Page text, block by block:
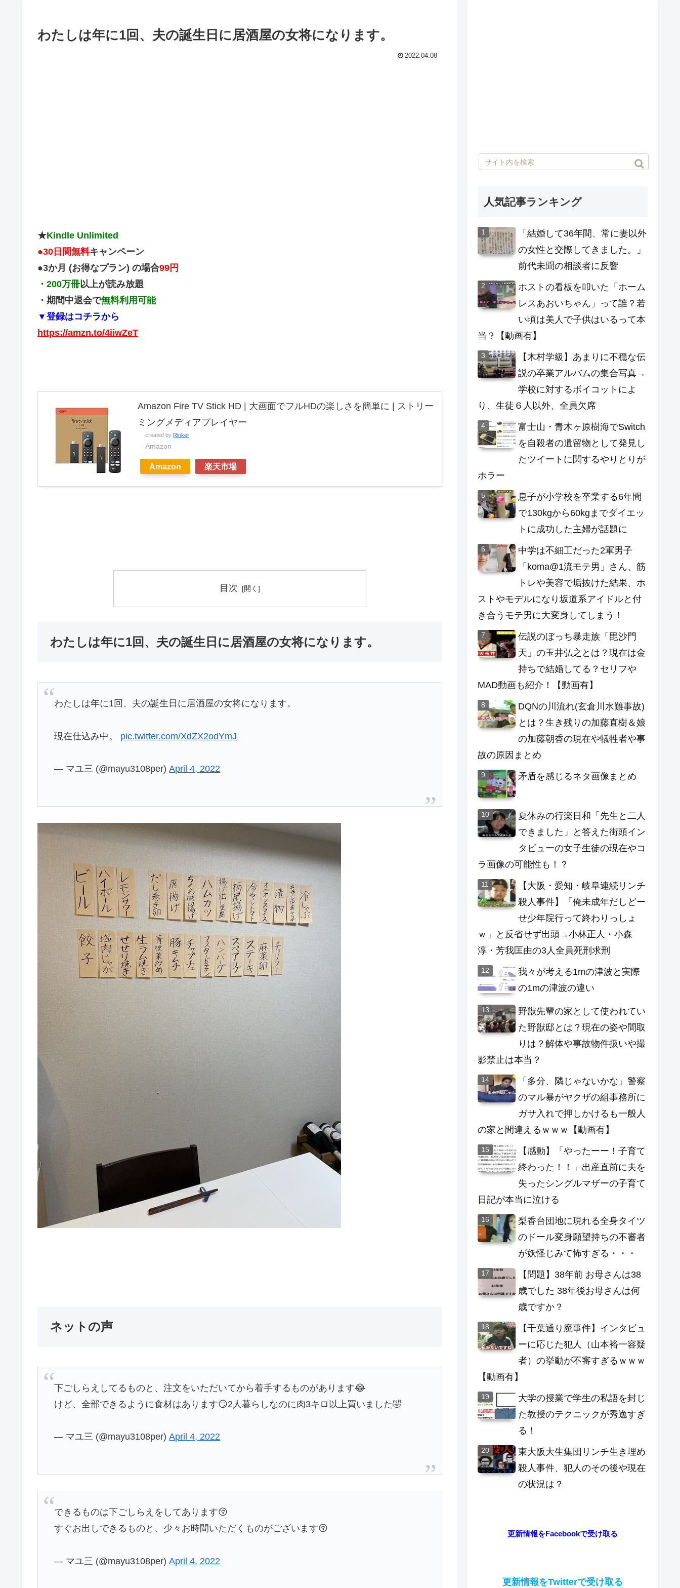
わたしは年に1回、夫の誕生日に居酒屋の女将になります。
2022.04.08
★Kindle Unlimited
●30日間無料キャンペーン
●3か月 (お得なプラン) の場合99円
・ 200万冊以上が読み放題
・期間中退会で無料利用可能
▼登録はコチラから
https://amzn.to/4iiwZeT
Amazon Fire TV Stick HD | 大画面でフルHDの楽しさを簡単に | ストリー
ミングメディアプレイヤー
created by Rinker
Amazon
Amazon 楽天市場
目次
わたしは年に1回、夫の誕生日に居酒屋の女将になります。
わたしは年に1回、夫の誕生日に居酒屋の女将になります。
現在仕込み中。 pic.twitter.com/XdZX2odYmJ
— マユ三 (@mayu3108per)April 4, 2022
ネットの声
下ごしらえしてるものと、注文をいただいてから着手するものがあります😂
けど、全部できるように食材はあります😏2人暮らしなのに肉3キロ以上買いました🤣
— マユ三 (@mayu3108per)April 4, 2022
できるものは下ごしらえをしてあります😚
すぐお出しできるものと、少々お時間いただくものがございます😚
— マユ三 (@mayu3108per)April 4, 2022
人気記事ランキング
「結婚して36年間、常に妻以外
の女性と交際してきました。」
前代未聞の相談者に反響
ホストの看板を叩いた「ホーム
レスあおいちゃん」って誰？若
い頃は美人で子供はいるって本
当？【動画有】
【木村学級】あまりに不穏な伝
説の卒業アルバムの集合写真→
学校に対するボイコットによ
り、生徒６人以外、全員欠席
富士山・青木ヶ原樹海でSwitch
を自殺者の遺留物として発見し
たツイートに関するやりとりが
ホラー
息子が小学校を卒業する6年間
で130kgから60kgまでダイエッ
トに成功した主婦が話題に
中学は不細工だった2軍男子
「koma@1流モテ男」さん、筋
トレや美容で垢抜けた結果、ホ
ストやモデルになり坂道系アイドルと付
き合うモテ男に大変身してしまう！
伝説のぼっち暴走族「毘沙門
天」の玉井弘之とは？現在は金
持ちで結婚してる？セリフや
MAD動画も紹介！【動画有】
DQNの川流れ(玄倉川水難事故)
とは？生き残りの加藤直樹＆娘
の加藤朝香の現在や犠牲者や事
故の原因まとめ
矛盾を感じるネタ画像まとめ
夏休みの行楽日和「先生と二人
できました」と答えた街頭イン
タビューの女子生徒の現在やコ
ラ画像の可能性も！？
【大阪・愛知・岐阜連続リンチ
殺人事件】「俺未成年だしどー
せ少年院行って終わりっしょ
ｗ」と反省せず出頭→小林正人・小森
淳・芳我匡由の3人全員死刑求刑
我々が考える1mの津波と実際
の1mの津波の違い
野獣先輩の家として使われてい
た野獣邸とは？現在の姿や間取
りは？解体や事故物件扱いや撮
影禁止は本当？
「多分、隣じゃないかな」警察
のマル暴がヤクザの組事務所に
ガサ入れで押しかけるも一般人
の家と間違えるｗｗｗ【動画有】
【感動】「やったーー！子育て
終わった！！」出産直前に夫を
失ったシングルマザーの子育て
日記が本当に泣ける
梨香台団地に現れる全身タイツ
のドール変身願望持ちの不審者
が妖怪じみて怖すぎる・・・
【問題】38年前 お母さんは38
歳でした 38年後お母さんは何
歳ですか？
【千葉通り魔事件】インタビュ
ーに応じた犯人（山本裕一容疑
者）の挙動が不審すぎるｗｗｗ
【動画有】
大学の授業で学生の私語を封じ
た教授のテクニックが秀逸すぎ
る！
東大阪大生集団リンチ生き埋め
殺人事件、犯人のその後や現在
の状況は？
更新情報をFacebookで受け取る
更新情報をTwitterで受け取る